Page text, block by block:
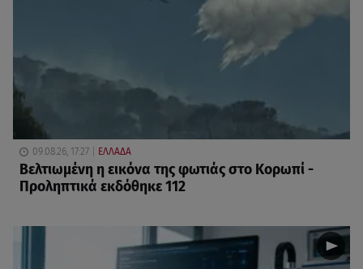
09.08.26, 17:27 ΕΛΛΑΔΑ
Βελτιωμένη η εικόνα της φωτιάς στο Κορωπί -
Προληπτικά εκδόθηκε 112